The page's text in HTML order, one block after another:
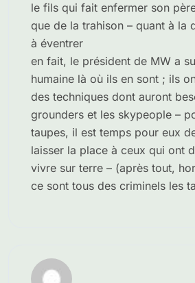
le fils qui fait enfermer son
que de la trahison – quant à la
à éventrer
en fait, le président de MW a
humaine là où ils en sont ; ils
des techniques dont auront
grounders et les skypeople –
taupes, il est temps pour eux
laisser la place à ceux qui ont
vivre sur terre – (après tout,
ce sont tous des criminels les